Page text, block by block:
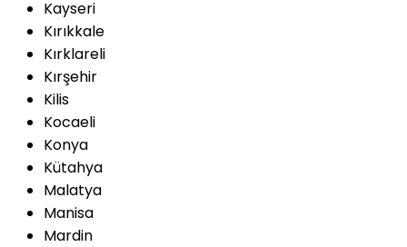
Kayseri
Kırıkkale
Kırklareli
Kırşehir
Kilis
Kocaeli
Konya
Kütahya
Malatya
Manisa
Mardin